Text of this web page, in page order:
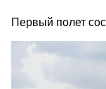
Первый полет